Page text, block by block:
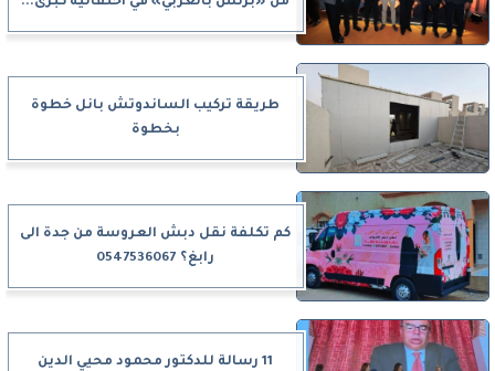
طريقة تركيب الساندوتش بانل خطوة
بخطوة
كم تكلفة نقل دبش العروسة من جدة الى
رابغ؟ 0547536067
11 رسالة للدكتور محمود محيي الدين